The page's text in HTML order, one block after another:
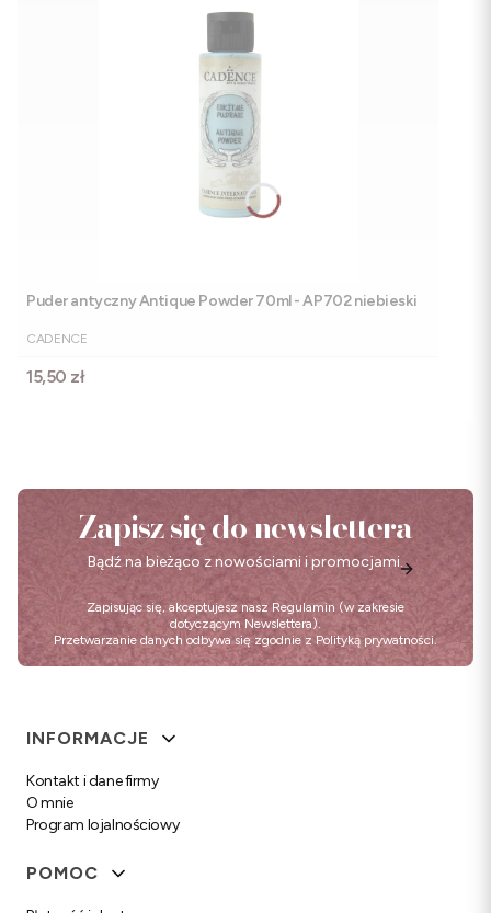
Puder antyczny Antique Powder 70ml - AP702 niebieski
PRODUCENT
CADENCE
Cena
15,50 zł
Zapisz się do newslettera
Bądź na bieżąco z nowościami i promocjami.
Zapisując się, akceptujesz nasz Regulamin (w zakresie
dotyczącym Newslettera).
Przetwarzanie danych odbywa się zgodnie z Polityką prywatności.
Linki w stopce
INFORMACJE
Kontakt i dane firmy
O mnie
Program lojalnościowy
POMOC